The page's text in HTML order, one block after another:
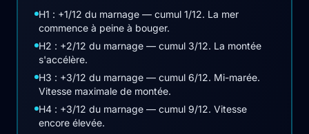
H1 : +1/12 du marnage — cumul 1/12. La mer
commence à peine à bouger.
H2 : +2/12 du marnage — cumul 3/12. La montée
s'accélère.
H3 : +3/12 du marnage — cumul 6/12. Mi-marée.
Vitesse maximale de montée.
H4 : +3/12 du marnage — cumul 9/12. Vitesse
encore élevée.